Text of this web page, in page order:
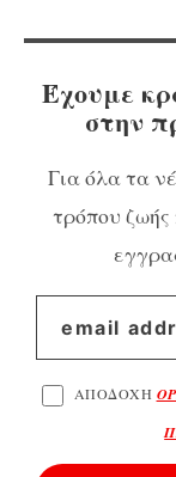
Έχουμε
στην
Για όλα τα
τρόπου
ΑΠΟΔΟΧΗ